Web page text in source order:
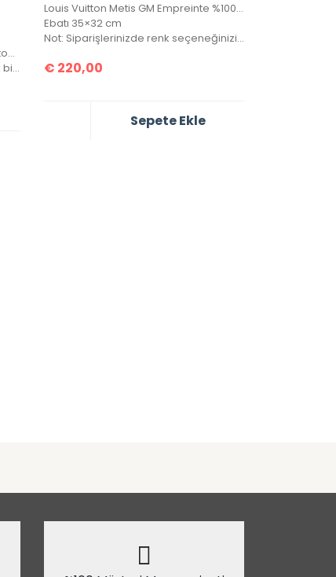
Aksesuar ve kapsüller de Louis Vuitton yazısı mevcuttur.
Çanta içerisinde, arka gövdede tek bir göz bulunmaktadır.
Louis Vuitton Metis GM Empreinte %100 hakiki deri, seri numaralı, kutulu, toz torbalo, sertifikalı.
Ebatı 35×32 cm
Not: Siparişlerinizde renk seçeneğinizi lütfen belirtiniz.
€ 220,00
Sepete Ekle